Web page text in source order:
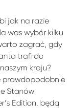
jak na razie
was wybór kilku
zagrać, gdy
trafi do
kraju?
prawdopodobnie
Stanów
Edition, będą